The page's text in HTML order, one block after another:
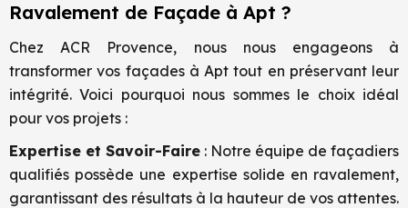
Ravalement de Façade à Apt ?
Chez ACR Provence, nous nous engageons à
transformer vos façades à Apt tout en préservant leur
intégrité. Voici pourquoi nous sommes le choix idéal
pour vos projets :
Expertise et Savoir-Faire : Notre équipe de façadiers
qualifiés possède une expertise solide en ravalement,
garantissant des résultats à la hauteur de vos attentes.